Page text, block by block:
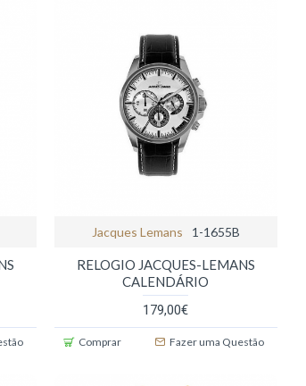
Jacques Lemans 1-1655B
RELOGIO JACQUES-LEMANS
CALENDÁRIO
179,00€
Comprar Fazer uma Questão